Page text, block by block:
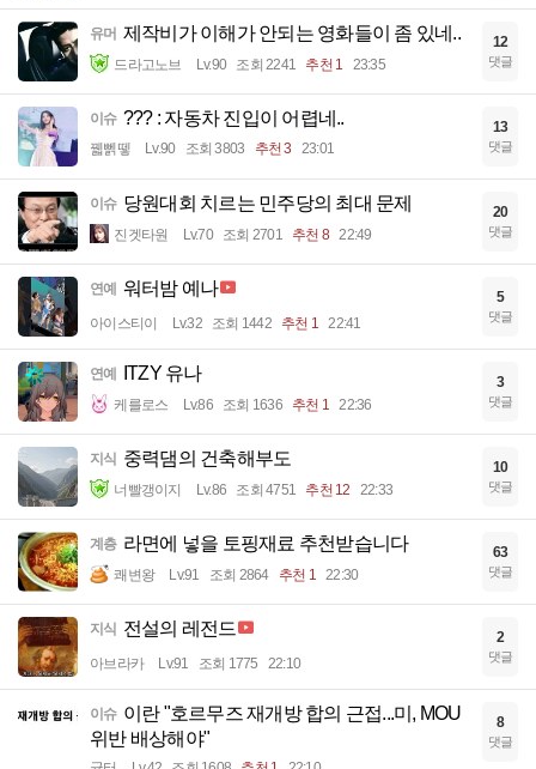
유머 제작비가 이해가 안되는 영화들이 좀 있네..
드라고노브 Lv.90 조회 2241 추천 1 23:35
12
댓글
이슈 ??? : 자동차 진입이 어렵네..
꿻뻵뗗 Lv.90 조회 3803 추천 3 23:01
13
댓글
이슈 당원대회 치르는 민주당의 최대 문제
진겟타원 Lv.70 조회 2701 추천 8 22:49
20
댓글
연예 워터밤 예나
아이스티이 Lv.32 조회 1442 추천 1 22:41
5
댓글
연예 ITZY 유나
케를로스 Lv.86 조회 1636 추천 1 22:36
3
댓글
지식 중력댐의 건축해부도
너빨갱이지 Lv.86 조회 4751 추천 12 22:33
10
댓글
계층 라면에 넣을 토핑재료 추천받습니다
쾌변왕 Lv.91 조회 2864 추천 1 22:30
63
댓글
지식 전설의 레전드
아브라카 Lv.91 조회 1775 22:10
2
댓글
이슈 이란 "호르무즈 재개방 합의 근접...미, MOU
위반 배상해야"
8
댓글